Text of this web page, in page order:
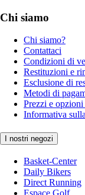
Chi siamo
Chi siamo?
Contattaci
Condizioni di
Restituzioni e
Esclusione di
Metodi di
Prezzi e opzioni
Informativa
I nostri negozi
Basket-Center
Daily Bikers
Direct Running
Espace Golf